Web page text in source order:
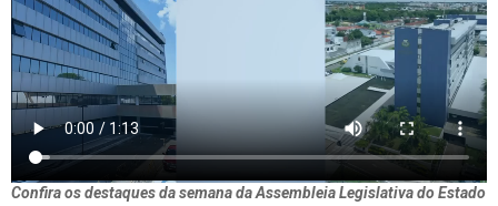
Confira os destaques da semana da Assembleia Legislativa do Estado